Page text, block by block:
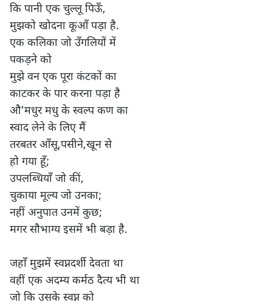
कि पानी एक चुल्लू पिऊँ,
मुझको खोदना कूआँ पड़ा है.
एक कलिका जो उँगलियों में
पकड़ने को
मुझे वन एक पूरा कंटकों का
काटकर के पार करना पड़ा है
औ'मधुर मधु के स्वल्प कण का
स्वाद लेने के लिए मैं
तरबतर आँसू,पसीने,खून से
हो गया हूँ;
उपलब्धियाँ जो कीं,
चुकाया मूल्य जो उनका;
नहीं अनुपात उनमें कुछ;
मगर सौभाग्य इसमें भी बड़ा है.
जहाँ मुझमें स्वप्नदर्शी देवता था
वहीं एक अदम्य कर्मठ दैत्य भी था
जो कि उसके स्वप्न को